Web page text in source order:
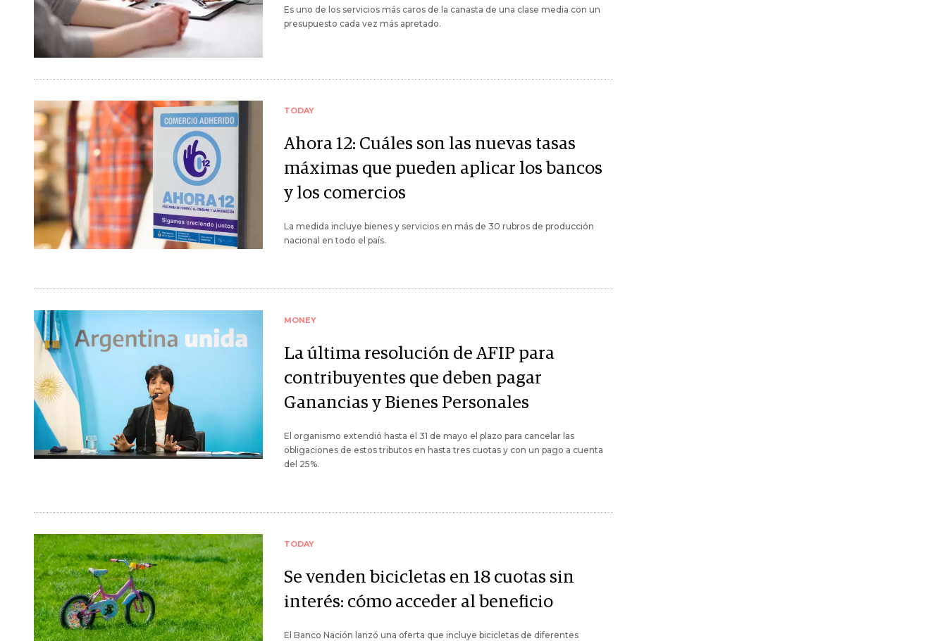
Es uno de los servicios más caros de la canasta de una clase media con un
presupuesto cada vez más apretado.
TODAY
Ahora 12: Cuáles son las nuevas tasas
máximas que pueden aplicar los bancos
y los comercios
La medida incluye bienes y servicios en más de 30 rubros de producción
nacional en todo el país.
MONEY
La última resolución de AFIP para
contribuyentes que deben pagar
Ganancias y Bienes Personales
El organismo extendió hasta el 31 de mayo el plazo para cancelar las
obligaciones de estos tributos en hasta tres cuotas y con un pago a cuenta
del 25%.
TODAY
Se venden bicicletas en 18 cuotas sin
interés: cómo acceder al beneficio
El Banco Nación lanzó una oferta que incluye bicicletas de diferentes